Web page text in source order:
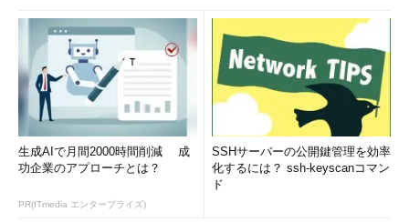
生成AIで月間2000時間削減 成
功企業のアプローチとは？
PR(ITmedia エンタープライズ)
SSHサーバーの公開鍵管理を効率
化するには？ ssh-keyscanコマン
ド